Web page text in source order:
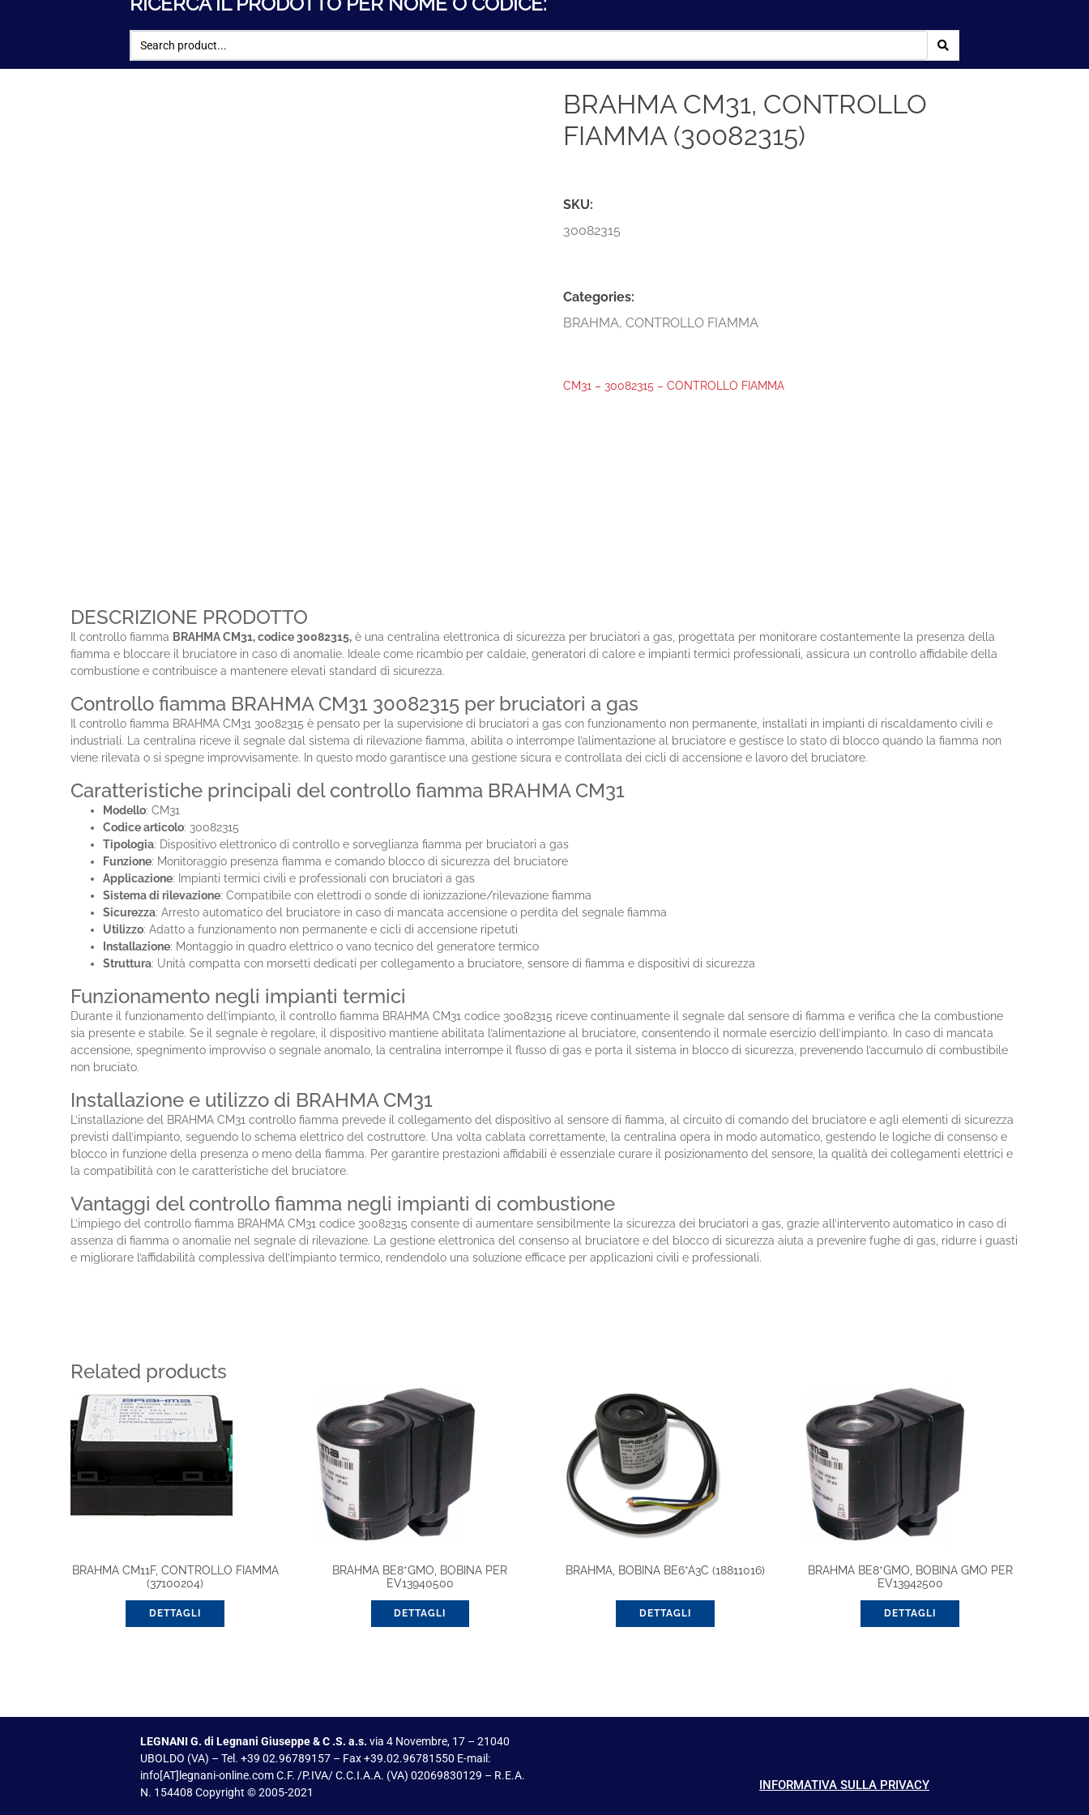
BRAHMA CM31, CONTROLLO
FIAMMA (30082315)
SKU:
30082315
Categories:
BRAHMA,CONTROLLO FIAMMA
CM31 – 30082315 – CONTROLLO FIAMMA
DESCRIZIONE PRODOTTO
Il controllo fiamma BRAHMA CM31, codice 30082315, è una centralina elettronica di sicurezza per bruciatori a gas, progettata per monitorare costantemente la presenza della
fiamma e bloccare il bruciatore in caso di anomalie. Ideale come ricambio per caldaie, generatori di calore e impianti termici professionali, assicura un controllo affidabile della
combustione e contribuisce a mantenere elevati standard di sicurezza.
Controllo fiamma BRAHMA CM31 30082315 per bruciatori a gas
Il controllo fiamma BRAHMA CM31 30082315 è pensato per la supervisione di bruciatori a gas con funzionamento non permanente, installati in impianti di riscaldamento civili e
industriali. La centralina riceve il segnale dal sistema di rilevazione fiamma, abilita o interrompe l’alimentazione al bruciatore e gestisce lo stato di blocco quando la fiamma non
viene rilevata o si spegne improvvisamente. In questo modo garantisce una gestione sicura e controllata dei cicli di accensione e lavoro del bruciatore.
Caratteristiche principali del controllo fiamma BRAHMA CM31
Modello: CM31
Codice articolo: 30082315
Tipologia: Dispositivo elettronico di controllo e sorveglianza fiamma per bruciatori a gas
Funzione: Monitoraggio presenza fiamma e comando blocco di sicurezza del bruciatore
Applicazione: Impianti termici civili e professionali con bruciatori a gas
Sistema di rilevazione: Compatibile con elettrodi o sonde di ionizzazione/rilevazione fiamma
Sicurezza: Arresto automatico del bruciatore in caso di mancata accensione o perdita del segnale fiamma
Utilizzo: Adatto a funzionamento non permanente e cicli di accensione ripetuti
Installazione: Montaggio in quadro elettrico o vano tecnico del generatore termico
Struttura: Unità compatta con morsetti dedicati per collegamento a bruciatore, sensore di fiamma e dispositivi di sicurezza
Funzionamento negli impianti termici
Durante il funzionamento dell’impianto, il controllo fiamma BRAHMA CM31 codice 30082315 riceve continuamente il segnale dal sensore di fiamma e verifica che la combustione
sia presente e stabile. Se il segnale è regolare, il dispositivo mantiene abilitata l’alimentazione al bruciatore, consentendo il normale esercizio dell’impianto. In caso di mancata
accensione, spegnimento improvviso o segnale anomalo, la centralina interrompe il flusso di gas e porta il sistema in blocco di sicurezza, prevenendo l’accumulo di combustibile
non bruciato.
Installazione e utilizzo di BRAHMA CM31
L’installazione del BRAHMA CM31 controllo fiamma prevede il collegamento del dispositivo al sensore di fiamma, al circuito di comando del bruciatore e agli elementi di sicurezza
previsti dall’impianto, seguendo lo schema elettrico del costruttore. Una volta cablata correttamente, la centralina opera in modo automatico, gestendo le logiche di consenso e
blocco in funzione della presenza o meno della fiamma. Per garantire prestazioni affidabili è essenziale curare il posizionamento del sensore, la qualità dei collegamenti elettrici e
la compatibilità con le caratteristiche del bruciatore.
Vantaggi del controllo fiamma negli impianti di combustione
L’impiego del controllo fiamma BRAHMA CM31 codice 30082315 consente di aumentare sensibilmente la sicurezza dei bruciatori a gas, grazie all’intervento automatico in caso di
assenza di fiamma o anomalie nel segnale di rilevazione. La gestione elettronica del consenso al bruciatore e del blocco di sicurezza aiuta a prevenire fughe di gas, ridurre i guasti
e migliorare l’affidabilità complessiva dell’impianto termico, rendendolo una soluzione efficace per applicazioni civili e professionali.
Related products
BRAHMA CM11F, CONTROLLO FIAMMA
(37100204)
DETTAGLI
BRAHMA BE8*GMO, BOBINA PER
EV13940500
DETTAGLI
BRAHMA, BOBINA BE6*A3C (18811016)
DETTAGLI
BRAHMA BE8*GMO, BOBINA GMO PER
EV13942500
DETTAGLI
LEGNANI G. di Legnani Giuseppe & C .S. a.s. via 4 Novembre, 17 – 21040
UBOLDO (VA) – Tel. +39 02.96789157 – Fax +39.02.96781550 E-mail:
info[AT]legnani-online.com C.F. /P.IVA/ C.C.I.A.A. (VA) 02069830129 – R.E.A.
N. 154408 Copyright © 2005-2021
INFORMATIVA SULLA PRIVACY